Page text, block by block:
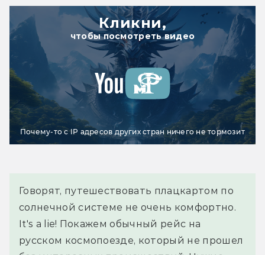
Кликни,
чтобы посмотреть видео
Почему-то с IP адресов других стран ничего не тормозит
Говорят, путешествовать плацкартом по
солнечной системе не очень комфортно.
It's a lie! Покажем обычный рейс на
русском космопоезде, который не прошел